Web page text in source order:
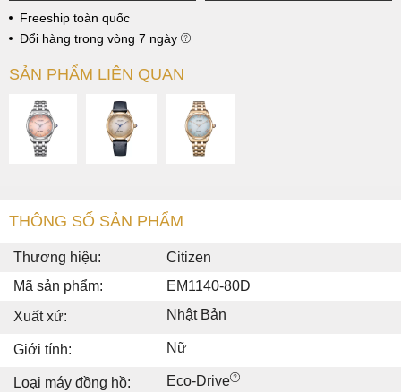
Freeship toàn quốc
Đổi hàng trong vòng 7 ngày
SẢN PHẨM LIÊN QUAN
THÔNG SỐ SẢN PHẨM
Thương hiệu:
Citizen
Mã sản phẩm:
EM1140-80D
Xuất xứ:
Nhật Bản
Giới tính: Nữ
Loại máy đồng hồ: Eco-Drive